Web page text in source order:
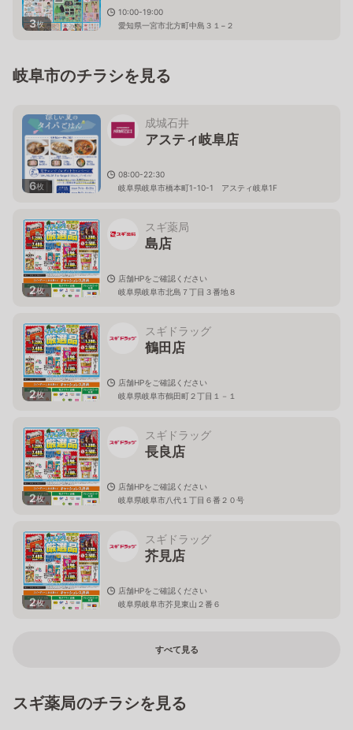
3枚
10:00-19:00
愛知県一宮市北方町中島３１−２
岐阜市のチラシを見る
6枚
成城石井
アスティ岐阜店
08:00-22:30
岐阜県岐阜市橋本町1-10-1 アスティ岐阜1F
2枚
スギ薬局
島店
店舗HPをご確認ください
岐阜県岐阜市北島７丁目３番地８
2枚
スギドラッグ
鶴田店
店舗HPをご確認ください
岐阜県岐阜市鶴田町２丁目１－１
2枚
スギドラッグ
長良店
店舗HPをご確認ください
岐阜県岐阜市八代１丁目６番２０号
2枚
スギドラッグ
芥見店
店舗HPをご確認ください
岐阜県岐阜市芥見東山２番６
すべて見る
スギ薬局のチラシを見る